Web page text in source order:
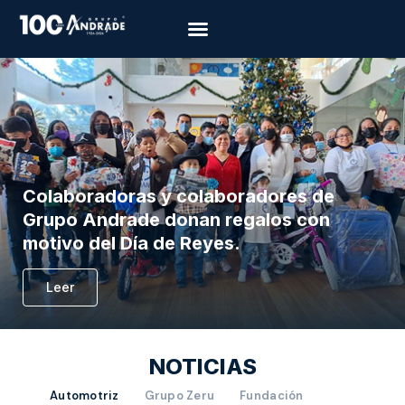
Colaboradoras y colaboradores de
Grupo Andrade donan regalos con
motivo del Día de Reyes.
Leer
NOTICIAS
Automotriz Grupo Zeru Fundación